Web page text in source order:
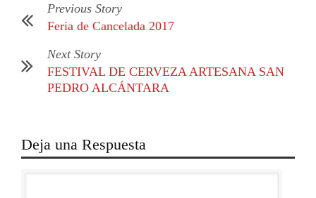
Previous Story
Feria de Cancelada 2017
Next Story
FESTIVAL DE CERVEZA ARTESANA SAN
PEDRO ALCÁNTARA
Deja una Respuesta